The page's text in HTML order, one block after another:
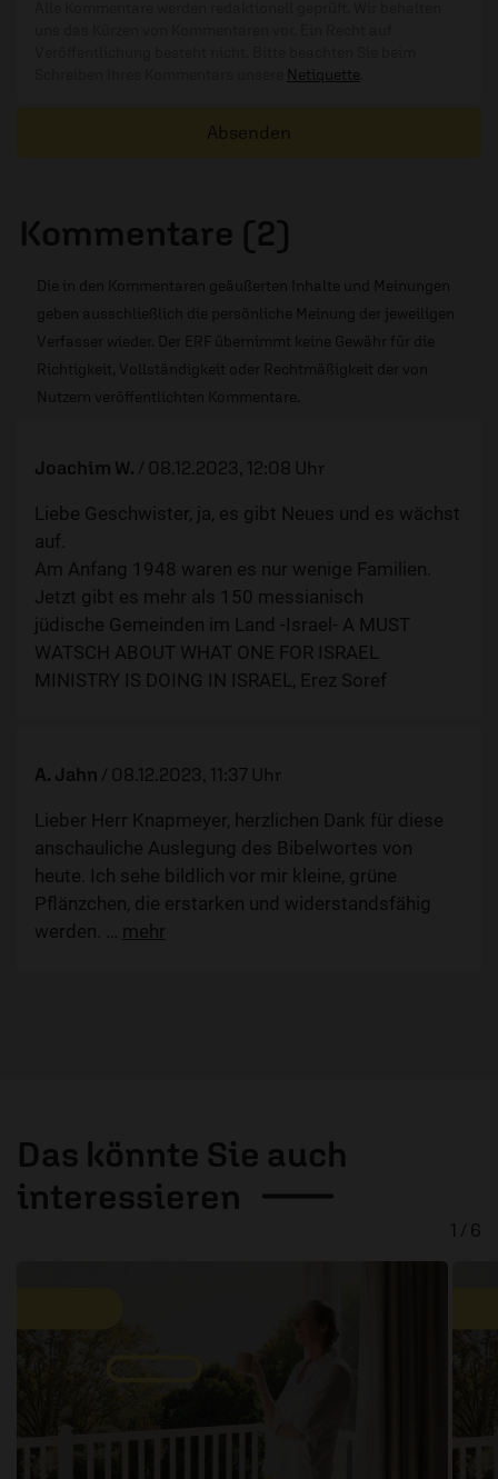
Netiquette
Absenden
Kommentare (2)
Die in den Kommentaren geäußerten Inhalte und Meinungen
geben ausschließlich die persönliche Meinung der jeweiligen
Verfasser wieder. Der ERF übernimmt keine Gewähr für die
Richtigkeit, Vollständigkeit oder Rechtmäßigkeit der von
Nutzern veröffentlichten Kommentare.
Joachim W. / 08.12.2023, 12:08 Uhr
Liebe Geschwister, ja, es gibt Neues und es wächst
auf.
Am Anfang 1948 waren es nur wenige Familien.
Jetzt gibt es mehr als 150 messianisch
jüdische Gemeinden im Land -Israel- A MUST
WATSCH ABOUT WHAT ONE FOR ISRAEL
MINISTRY IS DOING IN ISRAEL, Erez Soref
A. Jahn / 08.12.2023, 11:37 Uhr
Lieber Herr Knapmeyer, herzlichen Dank für diese
anschauliche Auslegung des Bibelwortes von
heute. Ich sehe bildlich vor mir kleine, grüne
Pflänzchen, die erstarken und widerstandsfähig
werden.
… mehr
Das könnte Sie auch
interessieren
1 / 6